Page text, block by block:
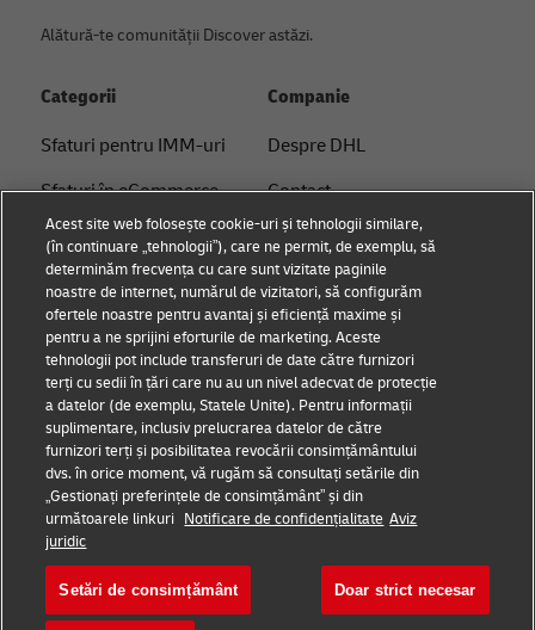
Alătură-te comunității Discover astăzi.
Categorii
Sfaturi pentru IMM-uri
Sfaturi în eCommerce
Sfaturi B2B
Sfaturi logistice
Știri și perspective
Soluții logistice de la
DHL
Companie
Despre DHL
Contact
Centrul de Presă
Sustenabilitate
Notificare legală
Termeni de utilizare
Confidențialitate
Setări pentru cookie-uri
Urmărește-ne
Acest site web folosește cookie-uri și tehnologii similare,
(în continuare „tehnologii”), care ne permit, de exemplu, să
determinăm frecvența cu care sunt vizitate paginile
noastre de internet, numărul de vizitatori, să configurăm
ofertele noastre pentru avantaj și eficiență maxime și
pentru a ne sprijini eforturile de marketing. Aceste
tehnologii pot include transferuri de date către furnizori
terți cu sedii în țări care nu au un nivel adecvat de protecție
a datelor (de exemplu, Statele Unite). Pentru informații
suplimentare, inclusiv prelucrarea datelor de către
furnizori terți și posibilitatea revocării consimțământului
dvs. în orice moment, vă rugăm să consultați setările din
„Gestionați preferințele de consimțământ” și din
următoarele linkuri Notificare de confidențialitate Aviz
juridic
Setări de consimțământ Doar strict necesar